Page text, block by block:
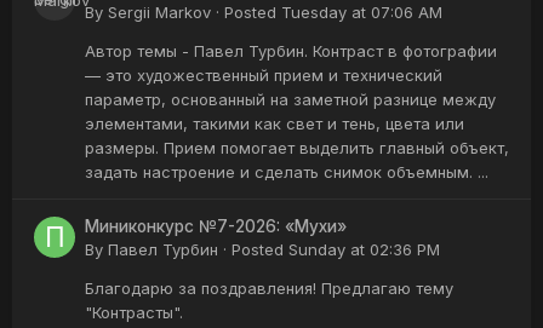
By Sergii Markov · Posted Tuesday at 07:06 AM
Автор темы - Павел Турбин. Контраст в фотографии
— это художественный прием и технический
параметр, основанный на заметной разнице между
элементами, такими как свет и тень, цвета или
размеры. Прием помогает выделить главный объект,
задать настроение и сделать снимок объемным. ...
Миниконкурс №7-2026: «Мухи»
By Павел Турбин · Posted Sunday at 02:36 PM
Благодарю за поздравления! Предлагаю тему
"Контрасты".